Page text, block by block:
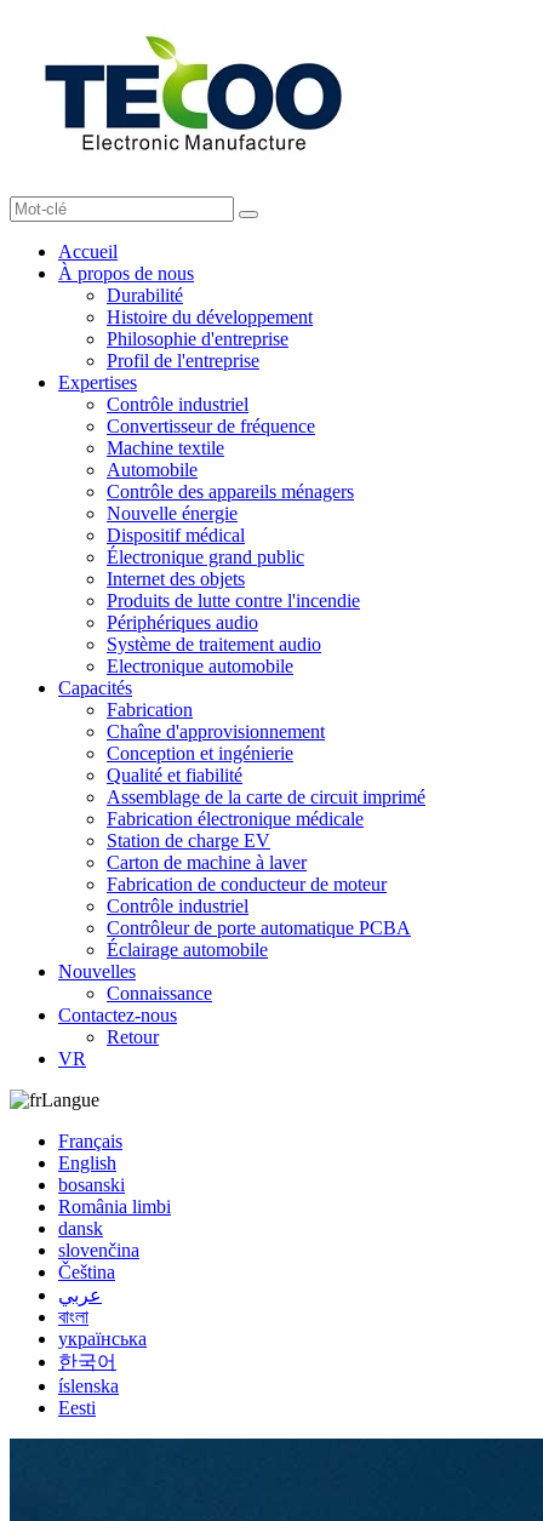
Accueil
À propos de nous
Durabilité
Histoire du développement
Philosophie d'entreprise
Profil de l'entreprise
Expertises
Contrôle industriel
Convertisseur de fréquence
Machine textile
Automobile
Contrôle des appareils ménagers
Nouvelle énergie
Dispositif médical
Électronique grand public
Internet des objets
Produits de lutte contre l'incendie
Périphériques audio
Système de traitement audio
Electronique automobile
Capacités
Fabrication
Chaîne d'approvisionnement
Conception et ingénierie
Qualité et fiabilité
Assemblage de la carte de circuit imprimé
Fabrication électronique médicale
Station de charge EV
Carton de machine à laver
Fabrication de conducteur de moteur
Contrôle industriel
Contrôleur de porte automatique PCBA
Éclairage automobile
Nouvelles
Connaissance
Contactez-nous
Retour
VR
Langue
Français
English
bosanski
România limbi
dansk
slovenčina
Čeština
عربي
বাংলা
українська
한국어
íslenska
Eesti